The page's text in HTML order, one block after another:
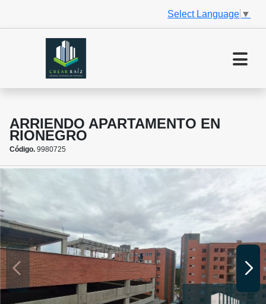
Select Language ▼
ARRIENDO APARTAMENTO EN
RIONEGRO
Código. 9980725